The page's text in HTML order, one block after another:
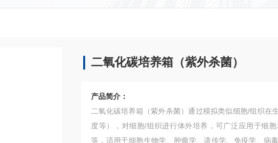
二氧化碳培养箱（紫外杀菌）
产品简介：
二氧化碳培养箱（紫外杀菌）通过模拟类似细胞/组织在
度等），对细胞/组织进行体外培养，可广泛应用于细
等，适用于细胞生物学、肿瘤学、遗传学、免疫学、病